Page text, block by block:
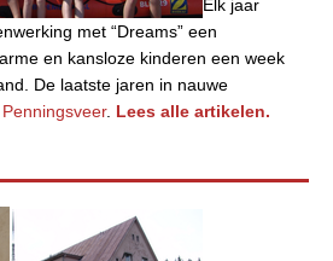
Elk jaar
met “Dreams” een
en kansloze kinderen een week
De laatste jaren in nauwe
. Lees alle artikelen.